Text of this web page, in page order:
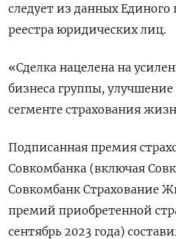
следует из данных Единого
реестра юридических лиц.
«Сделка нацелена на
бизнеса группы,
сегменте страхования
Подписанная премия
Совкомбанка (включая
Совкомбанк Страхование
премий приобретенной
сентябрь 2023 года)